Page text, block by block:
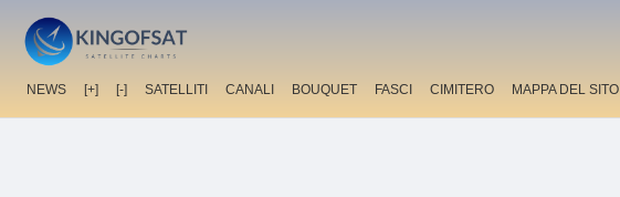
NEWS [+] [-] SATELLITI CANALI BOUQUET FASCI CIMITERO MAPPA DEL SITO